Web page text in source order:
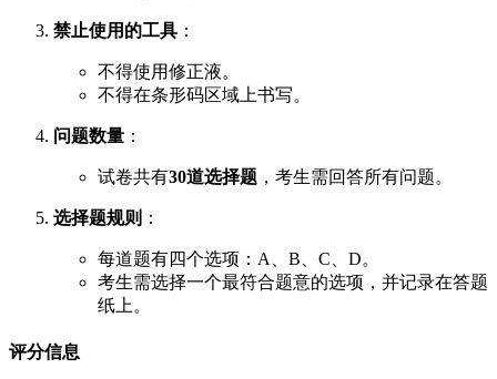
禁止使用的工具 ：
不得使用修正液。
不得在条形码区域上书写。
问题数量 ：
试卷共有30道选择题 ，考生需回答所有问题。
选择题规则 ：
每道题有四个选项：A、B、C、D。
考生需选择一个最符合题意的选项，并记录在答题
纸上。
评分信息